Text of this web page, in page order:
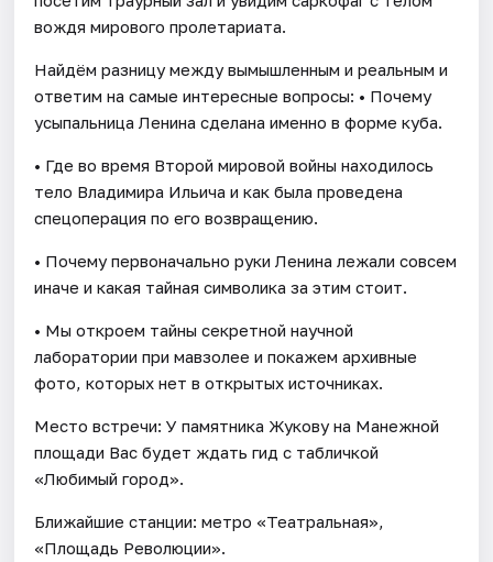
вождя мирового пролетариата.
Найдём разницу между вымышленным и реальным и
ответим на самые интересные вопросы: • Почему
усыпальница Ленина сделана именно в форме куба.
• Где во время Второй мировой войны находилось
тело Владимира Ильича и как была проведена
спецоперация по его возвращению.
• Почему первоначально руки Ленина лежали совсем
иначе и какая тайная символика за этим стоит.
• Мы откроем тайны секретной научной
лаборатории при мавзолее и покажем архивные
фото, которых нет в открытых источниках.
Место встречи: У памятника Жукову на Манежной
площади Вас будет ждать гид с табличкой
«Любимый город».
Ближайшие станции: метро «Театральная»,
«Площадь Революции».